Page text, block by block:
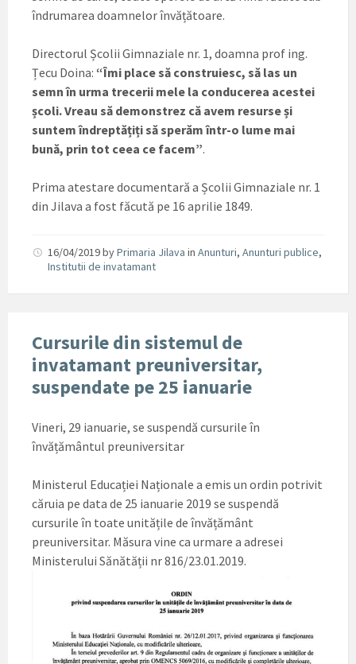
îndrumarea doamnelor învățătoare.
Directorul Școlii Gimnaziale nr. 1, doamna prof ing.
Țecu Doina: “Îmi place să construiesc, să las un
semn în urma trecerii mele la conducerea acestei
școli. Vreau să demonstrez că avem resurse și
suntem îndreptățiți să sperăm într-o lume mai
bună, prin tot ceea ce facem”.
Prima atestare documentară a Școlii Gimnaziale nr. 1
din Jilava a fost făcută pe 16 aprilie 1849.
16/04/2019byPrimaria Jilava in Anunturi, Anunturi publice,
Institutii de invatamant
Cursurile din sistemul de
invatamant preuniversitar,
suspendate pe 25 ianuarie
Vineri, 29 ianuarie, se suspendă cursurile în
învățământul preuniversitar
Ministerul Educației Naționale a emis un ordin potrivit
căruia pe data de 25 ianuarie 2019 se suspendă
cursurile în toate unitățile de învățământ
preuniversitar. Măsura vine ca urmare a adresei
Ministerului Sănătății nr 816/23.01.2019.